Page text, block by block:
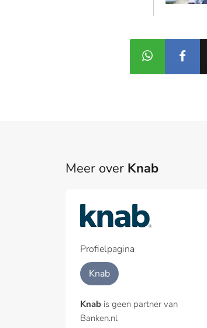
Meer over Knab
Profielpagina
Knab
Knab is geen partner van
Banken.nl
positie tijdelijk in
Klokke kondigt